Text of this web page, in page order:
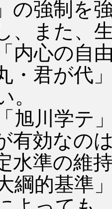
の強制を
、また、
内心の自
・君が代
。
旭川学テ
有効なの
水準の維
綱的基準